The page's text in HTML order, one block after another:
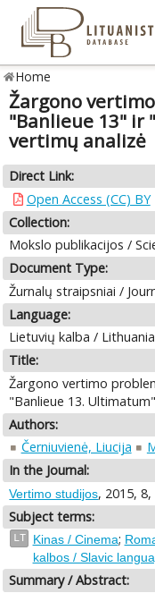
Home
Žargono
"Banlieue 13" ir
vertimų analizė
Direct Link:
Open Access (CC) BY
Collection:
Mokslo publikacijos /
Document Type:
Žurnalų straipsniai /
Language:
Lietuvių kalba /
Title:
Žargono vertimo
"Banlieue 13.
Authors:
Černiuvienė, Liucija
In the Journal:
Vertimo studijos, 2015,
Subject terms:
LT Kinas / Cinema;
kalbos / Slavic
Summary / Abstract: